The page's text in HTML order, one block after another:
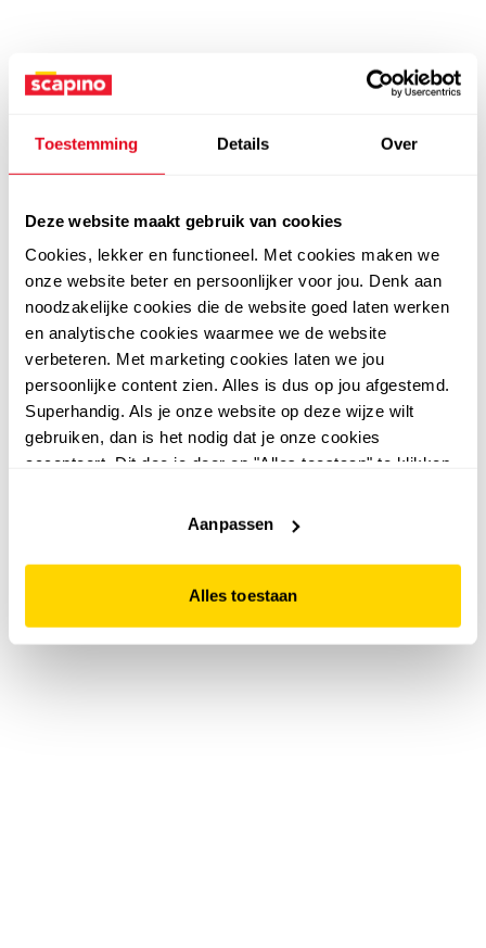
Toestemming Details Over
Deze website maakt gebruik van cookies
Cookies, lekker en functioneel. Met cookies maken we
onze website beter en persoonlijker voor jou. Denk aan
noodzakelijke cookies die de website goed laten werken
en analytische cookies waarmee we de website
verbeteren. Met marketing cookies laten we jou
persoonlijke content zien. Alles is dus op jou afgestemd.
Superhandig. Als je onze website op deze wijze wilt
gebruiken, dan is het nodig dat je onze cookies
accepteert. Dit doe je door op "Alles toestaan" te klikken.
website niet optimaal functioneert.
Aanpassen
Alles toestaan